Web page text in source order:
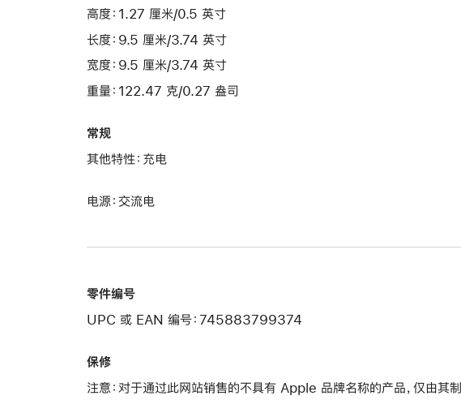
高度：1.27 厘米/0.5 英寸
长度：9.5 厘米/3.74 英寸
宽度：9.5 厘米/3.74 英寸
重量：122.47 克/0.27 盎司
常规
其他特性：充电
电源：交流电
零件编号
UPC 或 EAN 编号：745883799374
保修
注意：对于通过此网站销售的不具有 Apple 品牌名称的产品，仅由其